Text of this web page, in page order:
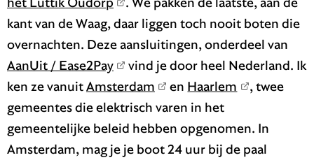
kant van de Waag, daar liggen toch nooit boten die
overnachten. Deze aansluitingen, onderdeel van
AanUit / Ease2Pay
vind je door heel Nederland. Ik
ken ze vanuitAmsterdam en Haarlem
, twee
gemeentes die elektrisch varen in het
gemeentelijke beleid hebben opgenomen. In
Amsterdam, mag je je boot 24 uur bij de paal